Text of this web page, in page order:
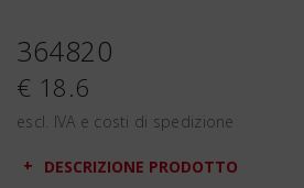
364820
€ 18.6
escl. IVA e costi di spedizione
DESCRIZIONE PRODOTTO